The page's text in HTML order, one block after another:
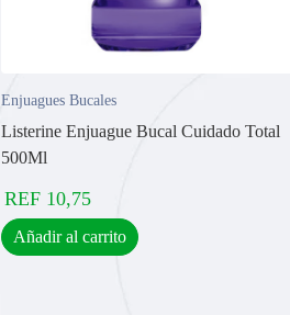
Enjuagues Bucales
Listerine Enjuague Bucal Cuidado Total
500Ml
REF 10,75
Añadir al carrito